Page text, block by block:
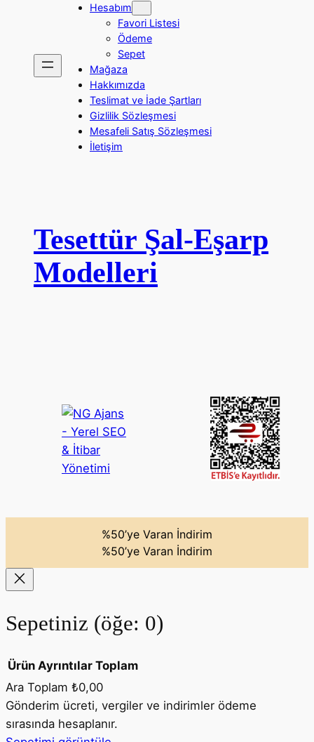
Hesabım
Favori Listesi
Ödeme
Sepet
Mağaza
Hakkımızda
Teslimat ve İade Şartları
Gizlilik Sözleşmesi
Mesafeli Satış Sözleşmesi
İletişim
Tesettür Şal-Eşarp
Modelleri
%50’ye Varan İndirim
%50’ye Varan İndirim
Sepetiniz (öğe: 0)
Sepetteki
ürünler
Ürün Ayrıntılar Toplam
Ara Toplam ₺0,00
Gönderim ücreti, vergiler ve indirimler ödeme
sırasında hesaplanır.